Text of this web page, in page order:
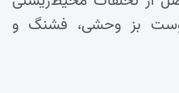
پوست بز وحشی، فشنگ و